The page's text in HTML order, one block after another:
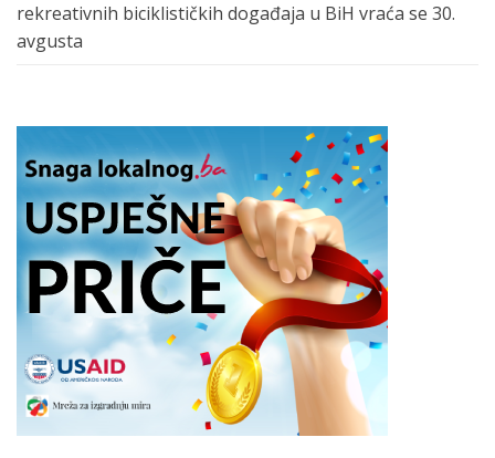
rekreativnih biciklističkih događaja u BiH vraća se 30.
avgusta